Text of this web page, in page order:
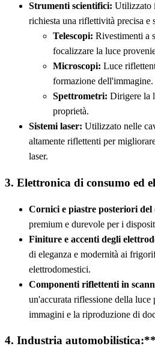
Strumenti scientifici: Utilizzato
richiesta una riflettività precisa e
Telescopi: Rivestimenti a
focalizzare la luce
Microscopi: Luce
formazione dell'immagine.
Spettrometri: Dirigere la
proprietà.
Sistemi laser: Utilizzato nelle
altamente riflettenti per
laser.
3. Elettronica di consumo ed
Cornici e piastre posteriori del
premium e durevole per i
Finiture e accenti degli
di eleganza e modernità ai
elettrodomestici.
Componenti riflettenti in
un'accurata riflessione della luce
immagini e la riproduzione di
4. Industria automobilistica:**